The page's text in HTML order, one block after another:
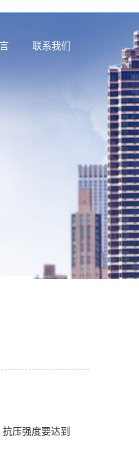
联系我们
压强度要达到